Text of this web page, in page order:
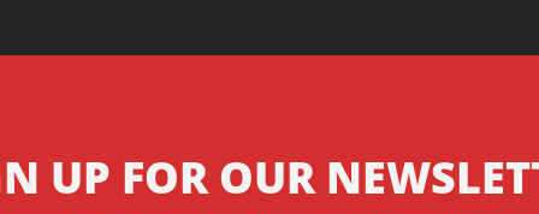
UP FOR OUR